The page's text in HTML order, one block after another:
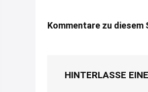
Kommentare zu diesem
HINTERLASSE